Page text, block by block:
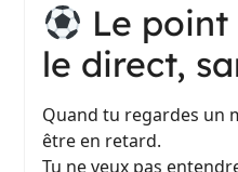
Le
le direct,
Quand tu regardes un
être en retard.
Tu ne veux pas